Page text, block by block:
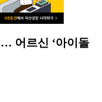
어르신 ‘아이돌